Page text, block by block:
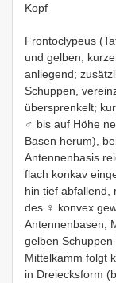
Kopf
Frontoclypeus
und gelben,
anliegend;
Schuppen,
übersprenkelt;
♂ bis auf Höhe
Basen herum),
Antennenbasis
flach konkav
hin tief abfallend,
des ♀ konvex
Antennenbasen,
gelben
Mittelkamm folgt
in Dreiecksform